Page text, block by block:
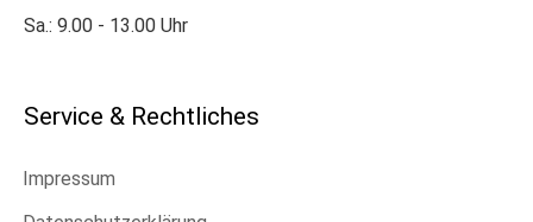
Sa.: 9.00 - 13.00 Uhr
Service & Rechtliches
Impressum